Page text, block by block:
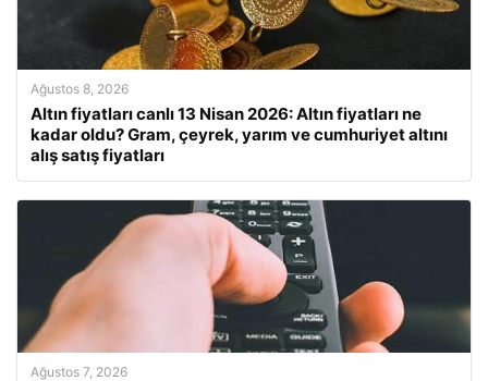
Ağustos 8, 2026
Altın fiyatları canlı 13 Nisan 2026: Altın fiyatları ne
kadar oldu? Gram, çeyrek, yarım ve cumhuriyet altını
alış satış fiyatları
Ağustos 7, 2026